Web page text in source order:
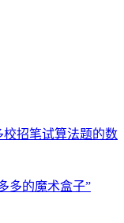
招笔试算法题的数
多的魔术盒子”